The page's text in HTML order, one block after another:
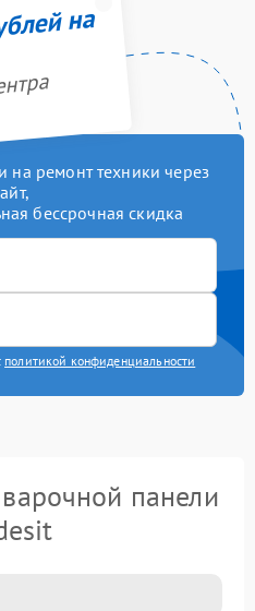
на
ремонт техники через
бессрочная скидка
политикой конфиденциальности
панели